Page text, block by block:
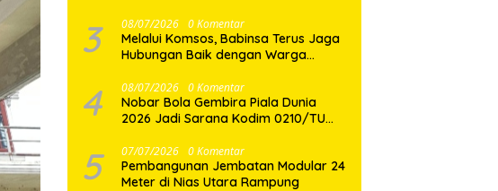
3 08/07/2026 0 Komentar
Melalui Komsos, Babinsa Terus Jaga
Hubungan Baik dengan Warga
4 08/07/2026 0 Komentar
Nobar Bola Gembira Piala Dunia
2026 Jadi Sarana Kodim 0210/TU
Kebersamaan dengan Warga
5 07/07/2026 0 Komentar
Pembangunan Jembatan Modular 24
Meter di Nias Utara Rampung